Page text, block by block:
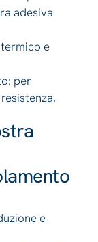
adesiva
e
per
e